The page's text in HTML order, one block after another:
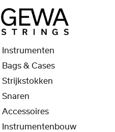
Instrumenten
Bags & Cases
Strijkstokken
Snaren
Accessoires
Instrumentenbouw